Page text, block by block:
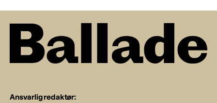
Ansvarlig redaktør: